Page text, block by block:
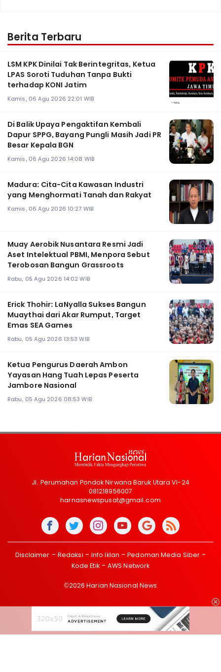
Berita Terbaru
LSM KPK Dinilai Tak Berintegritas, Ketua
LPAS Soroti Tuduhan Tanpa Bukti
terhadap KONI Jatim
Kamis, 06 Agu 2026 22:01 WIB
Di Balik Upaya Pengaktifan Kembali
Dapur SPPG, Bayang Pungli Masih Jadi PR
Besar Kepala BGN
Kamis, 06 Agu 2026 14:08 WIB
Madura: Cita-Cita Kawasan Industri
yang Menghormati Tanah dan Rakyat
Kamis, 06 Agu 2026 10:27 WIB
Muay Aerobik Nusantara Resmi Jadi
Aset Intelektual PBMI, Menpora Sebut
Terobosan Bangun Grassroots
Rabu, 05 Agu 2026 14:02 WIB
Erick Thohir: LaNyalla Sukses Bangun
Muaythai dari Akar Rumput, Target
Emas SEA Games
Rabu, 05 Agu 2026 13:53 WIB
Ketua Pengurus Daerah Ambon
Yayasan Hang Tuah Lepas Peserta
Jambore Nasional
Rabu, 05 Agu 2026 08:53 WIB
Jl. Perumahan Pondok Nirwana Baruk Utara VI-24
081218956007
harnasnewspusat@gmail.com
Disclaimer Redaksi Info Iklan
Pedoman Media Siber
Kode Etik
AWS Network
©2026 Harian Nasional News